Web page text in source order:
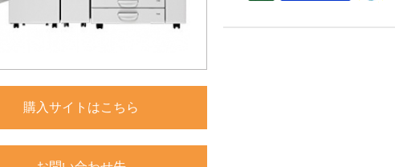
購入サイトはこちら